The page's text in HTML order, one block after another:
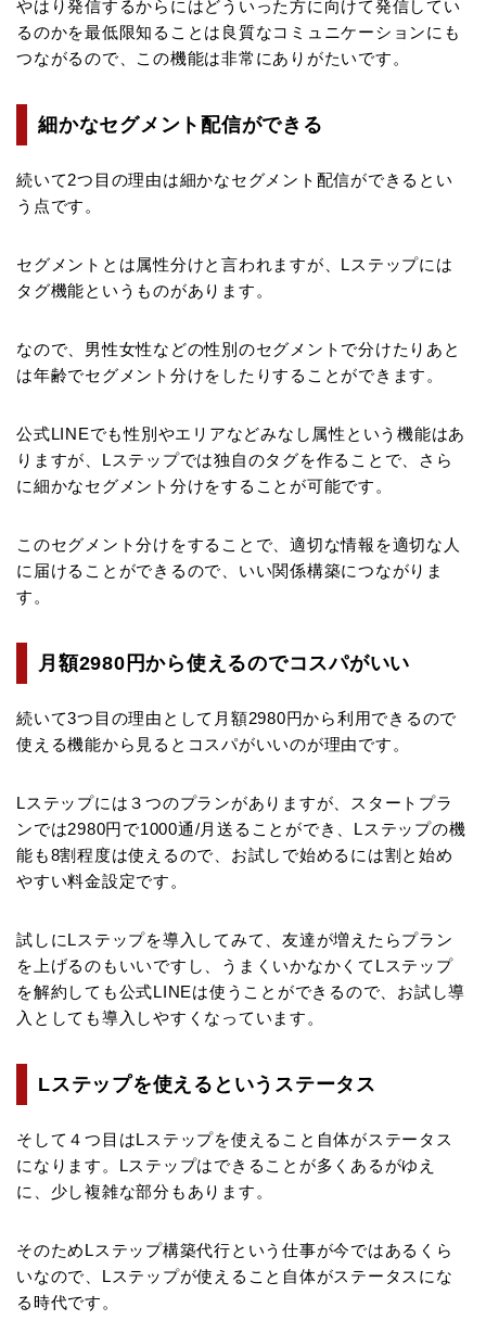
やはり発信するからにはどういった方に向けて発信してい
るのかを最低限知ることは良質なコミュニケーションにも
つながるので、この機能は非常にありがたいです。
細かなセグメント配信ができる
続いて2つ目の理由は細かなセグメント配信ができるとい
う点です。
セグメントとは属性分けと言われますが、Lステップには
タグ機能というものがあります。
なので、男性女性などの性別のセグメントで分けたりあと
は年齢でセグメント分けをしたりすることができます。
公式LINEでも性別やエリアなどみなし属性という機能はあ
りますが、Lステップでは独自のタグを作ることで、さら
に細かなセグメント分けをすることが可能です。
このセグメント分けをすることで、適切な情報を適切な人
に届けることができるので、いい関係構築につながりま
す。
月額2980円から使えるのでコスパがいい
続いて3つ目の理由として月額2980円から利用できるので
使える機能から見るとコスパがいいのが理由です。
Lステップには３つのプランがありますが、スタートプラ
ンでは2980円で1000通/月送ることができ、Lステップの機
能も8割程度は使えるので、お試しで始めるには割と始め
やすい料金設定です。
試しにLステップを導入してみて、友達が増えたらプラン
を上げるのもいいですし、うまくいかなかくてLステップ
を解約しても公式LINEは使うことができるので、お試し導
入としても導入しやすくなっています。
Lステップを使えるというステータス
そして４つ目はLステップを使えること自体がステータス
になります。Lステップはできることが多くあるがゆえ
に、少し複雑な部分もあります。
そのためLステップ構築代行という仕事が今ではあるくら
いなので、Lステップが使えること自体がステータスにな
る時代です。